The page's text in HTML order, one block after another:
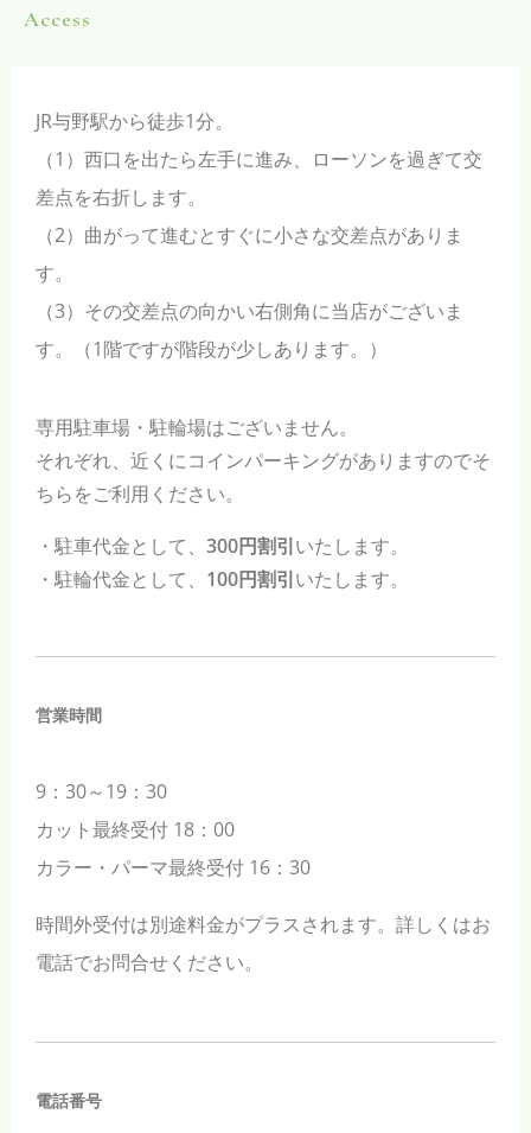
Access
JR与野駅から徒歩1分。
（1）西口を出たら左手に進み、ローソンを過ぎて交
差点を右折します。
（2）曲がって進むとすぐに小さな交差点がありま
す。
（3）その交差点の向かい右側角に当店がございま
す。（1階ですが階段が少しあります。）
専用駐車場・駐輪場はございません。
それぞれ、近くにコインパーキングがありますのでそ
ちらをご利用ください。
・駐車代金として、 300円割引いたします。
・駐輪代金として、 100円割引いたします。
営業時間
9：30～19：30
カット最終受付 18：00
カラー・パーマ最終受付 16：30
時間外受付は別途料金がプラスされます。詳しくはお
電話でお問合せください。
電話番号